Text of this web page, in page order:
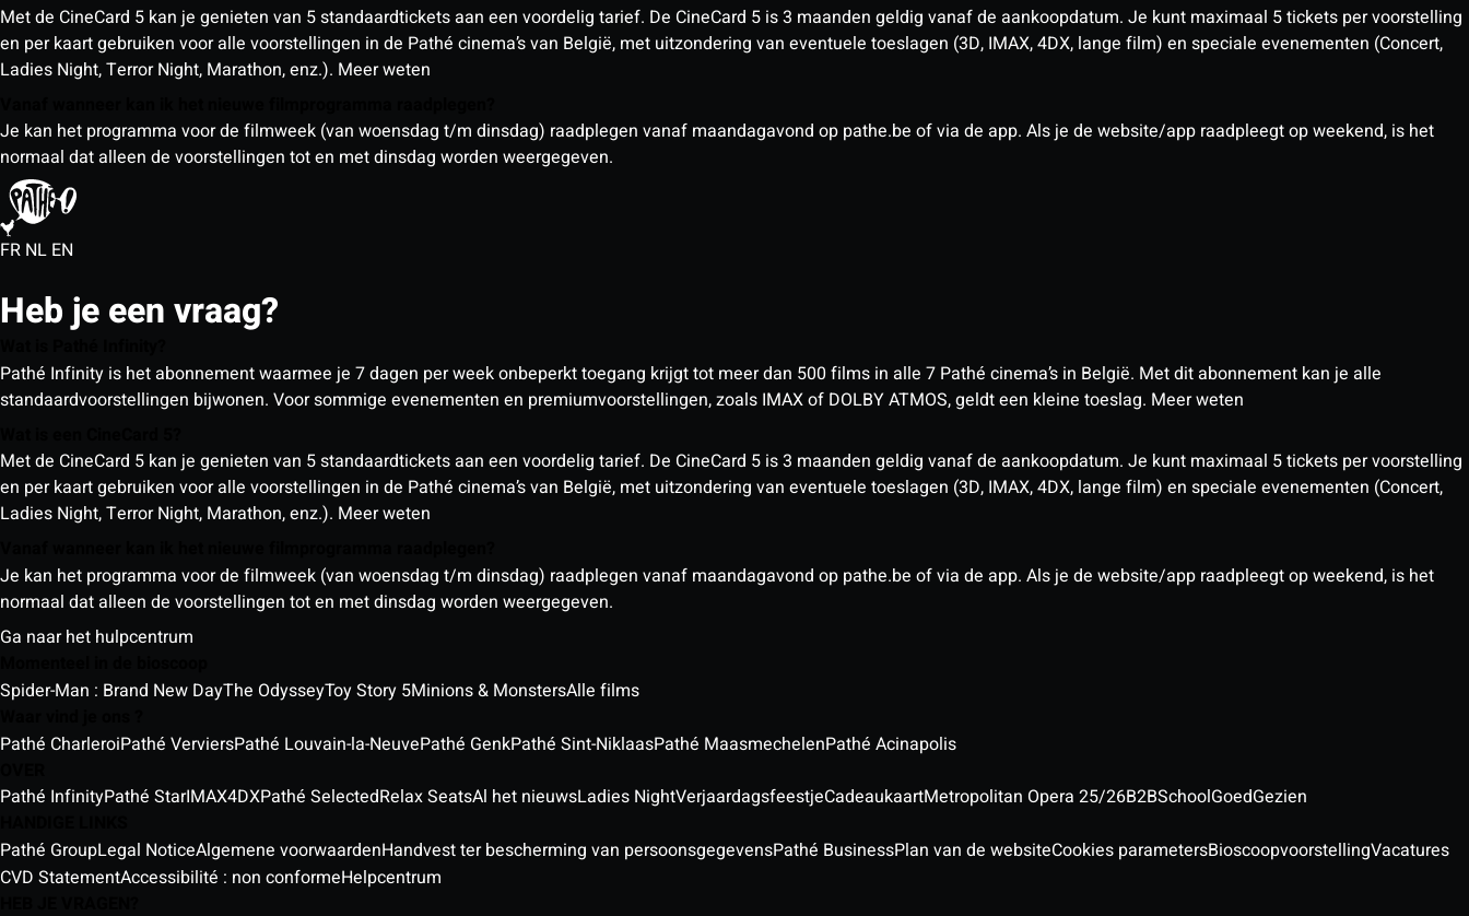
Met de CineCard 5 kan je genieten van 5 standaardtickets aan een voordelig tarief. De CineCard 5 is 3 maanden geldig vanaf de aankoopdatum. Je kunt maximaal 5 tickets per voorstelling
en per kaart gebruiken voor alle voorstellingen in de Pathé cinema’s van België, met uitzondering van eventuele toeslagen (3D, IMAX, 4DX, lange film) en speciale evenementen (Concert,
Ladies Night, Terror Night, Marathon, enz.). Meer weten
Je kan het programma voor de filmweek (van woensdag t/m dinsdag) raadplegen vanaf maandagavond op pathe.be of via de app. Als je de website/app raadpleegt op weekend, is het
normaal dat alleen de voorstellingen tot en met dinsdag worden weergegeven.
FR NL EN
Heb je een vraag?
Pathé Infinity is het abonnement waarmee je 7 dagen per week onbeperkt toegang krijgt tot meer dan 500 films in alle 7 Pathé cinema’s in België. Met dit abonnement kan je alle
standaardvoorstellingen bijwonen. Voor sommige evenementen en premiumvoorstellingen, zoals IMAX of DOLBY ATMOS, geldt een kleine toeslag. Meer weten
Met de CineCard 5 kan je genieten van 5 standaardtickets aan een voordelig tarief. De CineCard 5 is 3 maanden geldig vanaf de aankoopdatum. Je kunt maximaal 5 tickets per voorstelling
en per kaart gebruiken voor alle voorstellingen in de Pathé cinema’s van België, met uitzondering van eventuele toeslagen (3D, IMAX, 4DX, lange film) en speciale evenementen (Concert,
Ladies Night, Terror Night, Marathon, enz.). Meer weten
Je kan het programma voor de filmweek (van woensdag t/m dinsdag) raadplegen vanaf maandagavond op pathe.be of via de app. Als je de website/app raadpleegt op weekend, is het
normaal dat alleen de voorstellingen tot en met dinsdag worden weergegeven.
Ga naar het hulpcentrum
Spider-Man : Brand New DayThe OdysseyToy Story 5Minions & MonstersAlle films
Pathé CharleroiPathé VerviersPathé Louvain-la-NeuvePathé GenkPathé Sint-NiklaasPathé MaasmechelenPathé Acinapolis
Pathé InfinityPathé StarIMAX4DXPathé SelectedRelax SeatsAl het nieuwsLadies NightVerjaardagsfeestjeCadeaukaartMetropolitan Opera 25/26B2BSchoolGoedGezien
Pathé GroupLegal NoticeAlgemene voorwaardenHandvest ter bescherming van persoonsgegevensPathé BusinessPlan van de websiteCookies parametersBioscoopvoorstellingVacatures
CVD StatementAccessibilité : non conformeHelpcentrum